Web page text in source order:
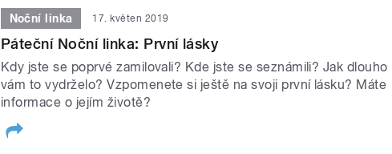
Noční linka 17. květen 2019
Páteční Noční linka: První lásky
Kdy jste se poprvé zamilovali? Kde jste se seznámili? Jak dlouho
vám to vydrželo? Vzpomenete si ještě na svoji první lásku? Máte
informace o jejím životě?